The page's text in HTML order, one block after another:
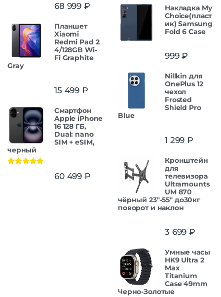
68 999 ₽
Планшет
Xiaomi
Redmi Pad 2
4/128GB Wi-
Fi Graphite
Gray
15 499 ₽
Смартфон
Apple iPhone
16 128 ГБ,
Dual: nano
SIM + eSIM,
черный
60 499 ₽
Накладка My
Choice(пласт
ик) Samsung
Fold 6 Case
999₽
Nillkin для
OnePlus 12
чехол
Frosted
Shield Pro
Blue
1 299 ₽
Кронштейн
для
телевизора
Ultramounts
UM 870
чёрный 23"-55" до30кг
поворот и наклон
3 699 ₽
Умные часы
HK9 Ultra 2
Max
Titanium
Case 49mm
Черно-Золотые